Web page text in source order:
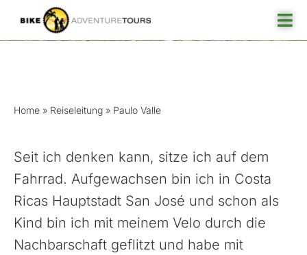
Reiseziel
Rund ums Reisen
Über uns
Home» Reiseleitung» Paulo Valle
Seit ich denken kann, sitze ich auf dem
Fahrrad. Aufgewachsen bin ich in Costa
Ricas Hauptstadt San José und schon als
Kind bin ich mit meinem Velo durch die
Nachbarschaft geflitzt und habe mit